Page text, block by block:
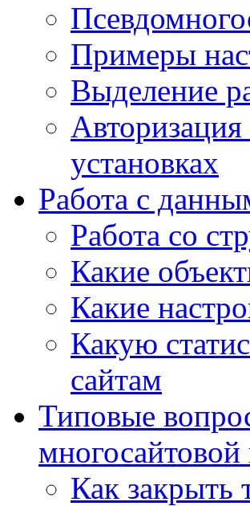
Примеры
Выделение
установках
Работа с
Работа со
Какие
Какие
Какую
сайтам
Типовые
Как закрыть